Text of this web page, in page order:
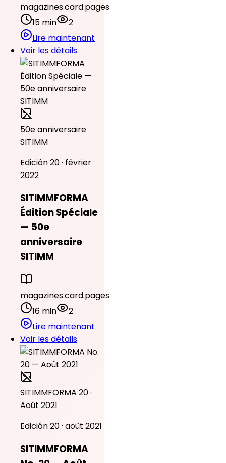
magazines.card.pages
15 min
2
Lire maintenant
Voir les détails
50e anniversaire
SITIMM
Edición 20 · février
2022
SITIMMFORMA
Édition Spéciale
— 50e
anniversaire
SITIMM
magazines.card.pages
16 min
2
Lire maintenant
Voir les détails
SITIMMFORMA 20 ·
Août 2021
Edición 20 · août 2021
SITIMMFORMA